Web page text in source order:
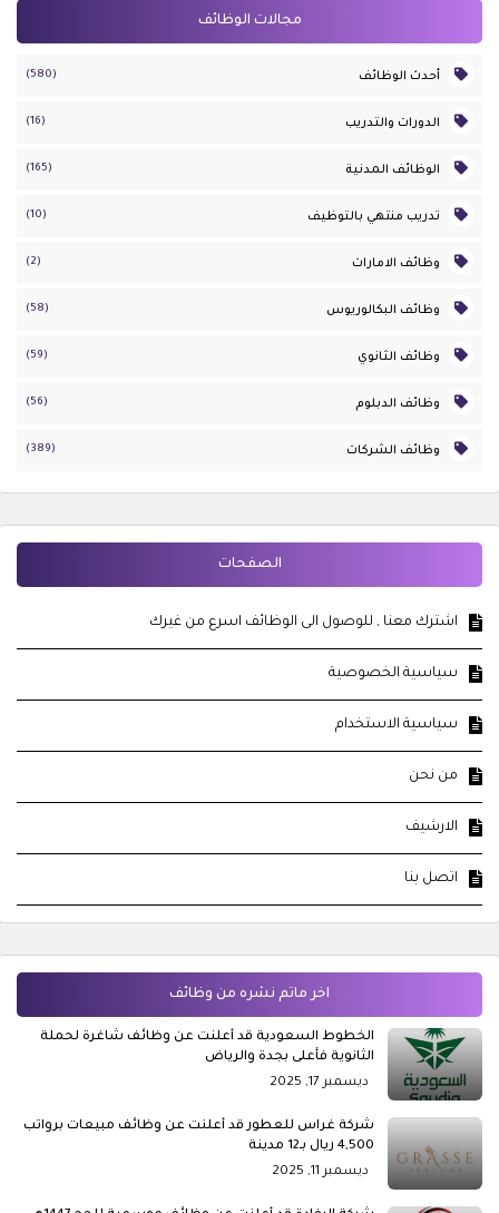
مجالات الوظائف
أحدث الوظائف (580)
الدورات والتدريب (16)
الوظائف المدنية (165)
تدريب منتهي بالتوظيف (10)
وظائف الامارات (2)
وظائف البكالوريوس (58)
وظائف الثانوي (59)
وظائف الدبلوم (56)
وظائف الشركات (389)
الصفحات
اشترك معنا , للوصول الى الوظائف اسرع من غيرك
سياسية الخصوصية
سياسية الاستخدام
من نحن
الارشيف
اتصل بنا
اخر ماتم نشره من وظائف
الخطوط السعودية قد أعلنت عن وظائف شاغرة لحملة
الثانوية فأعلى بجدة والرياض
ديسمبر 17, 2025
شركة غراس للعطور قد أعلنت عن وظائف مبيعات برواتب
4,500 ريال بـ12 مدينة
ديسمبر 11, 2025